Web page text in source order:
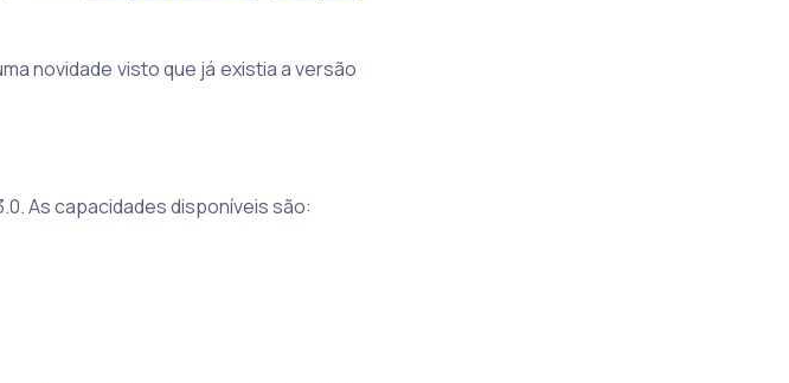
novidade visto que já existia a versão
As capacidades disponíveis são: